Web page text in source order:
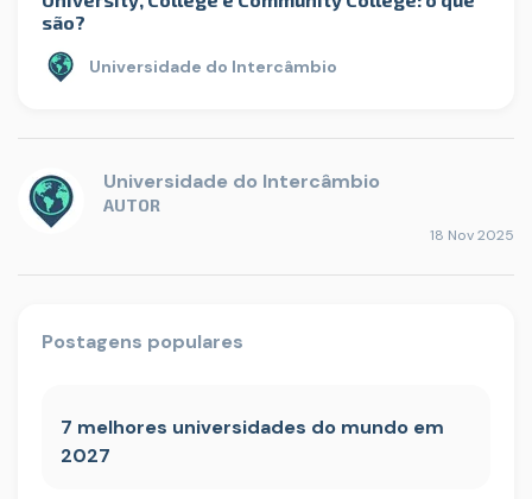
são?
Universidade do Intercâmbio
Universidade do Intercâmbio
AUTOR
18 Nov 2025
Postagens populares
7 melhores universidades do mundo em
2027